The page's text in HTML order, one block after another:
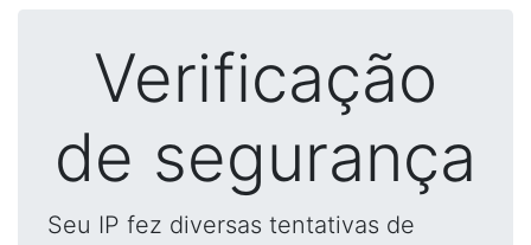
Verificação
de segurança
Seu IP fez diversas tentativas de